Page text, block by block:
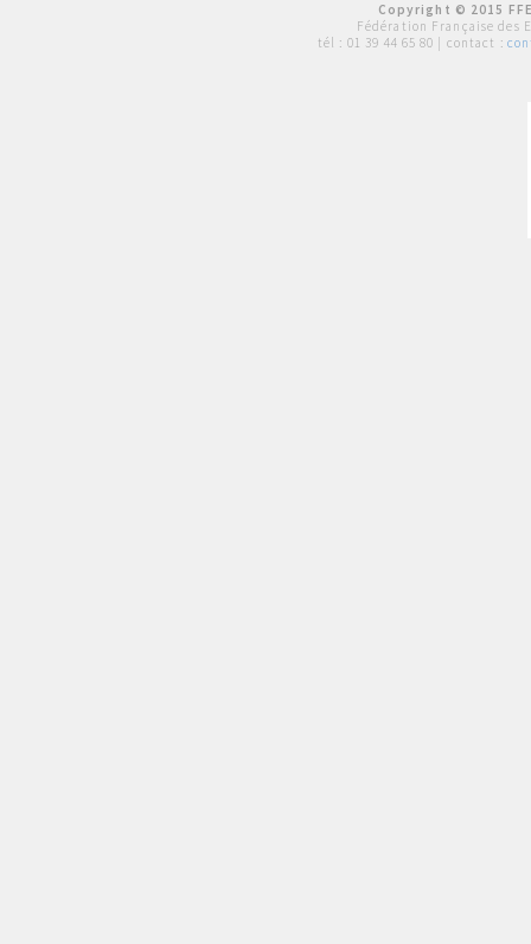
Copyright © 2015
Fédération Française des
tél : 01 39 44 65 80 | contact :